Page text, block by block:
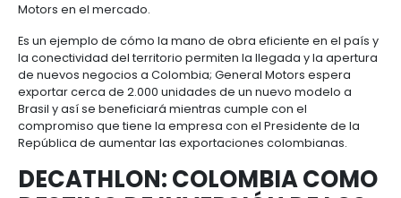
A continuación presentamos algunos casos de
reflejan diferentesopciones de inversión en
benefician tanto la economía del país como los
empresas extranjeras de diferentes sectores.
GENERAL MOTORS Y LA
DE OBRA COLOMBIANA